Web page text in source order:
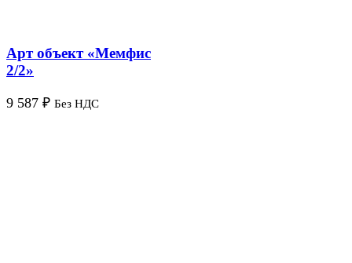
Арт объект «Мемфис
2/2»
9 587 ₽ Без НДС